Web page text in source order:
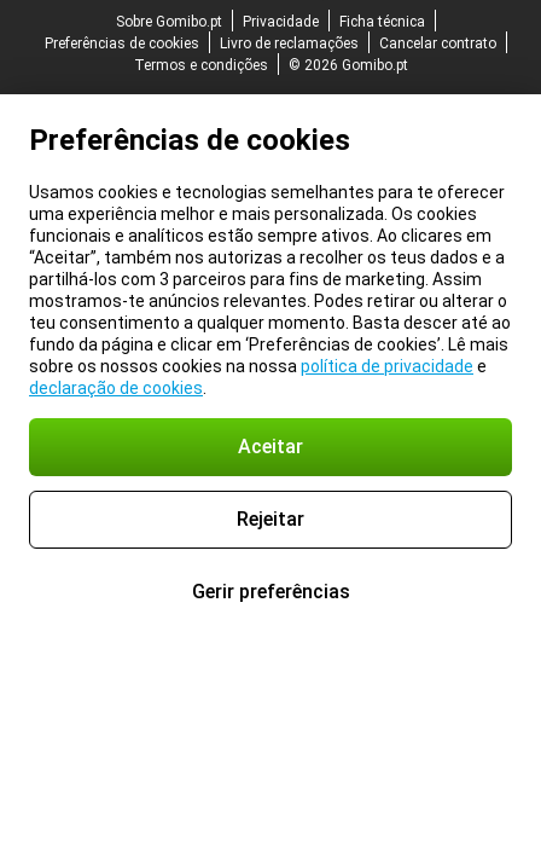
Sobre Gomibo.pt
Privacidade
Ficha técnica
Preferências de cookies
Livro de reclamações
Cancelar contrato
Termos e condições
© 2026 Gomibo.pt
Preferências de cookies
Usamos cookies e tecnologias semelhantes para te oferecer
uma experiência melhor e mais personalizada. Os cookies
funcionais e analíticos estão sempre ativos. Ao clicares em
“Aceitar”, também nos autorizas a recolher os teus dados e a
partilhá-los com 3 parceiros para fins de marketing. Assim
mostramos-te anúncios relevantes. Podes retirar ou alterar o
teu consentimento a qualquer momento. Basta descer até ao
fundo da página e clicar em ‘Preferências de cookies’. Lê mais
sobre os nossos cookies na nossa política de privacidade e
declaração de cookies
Aceitar
Rejeitar
Gerir preferências